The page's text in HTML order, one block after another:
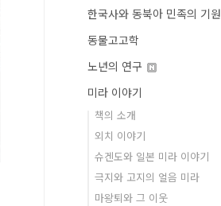
한국사와 동북아 민족의 기원
동물고고학
노년의 연구
미라 이야기
책의 소개
외치 이야기
슈겐도와 일본 미라 이야기
극지와 고지의 얼음 미라
마왕퇴와 그 이웃